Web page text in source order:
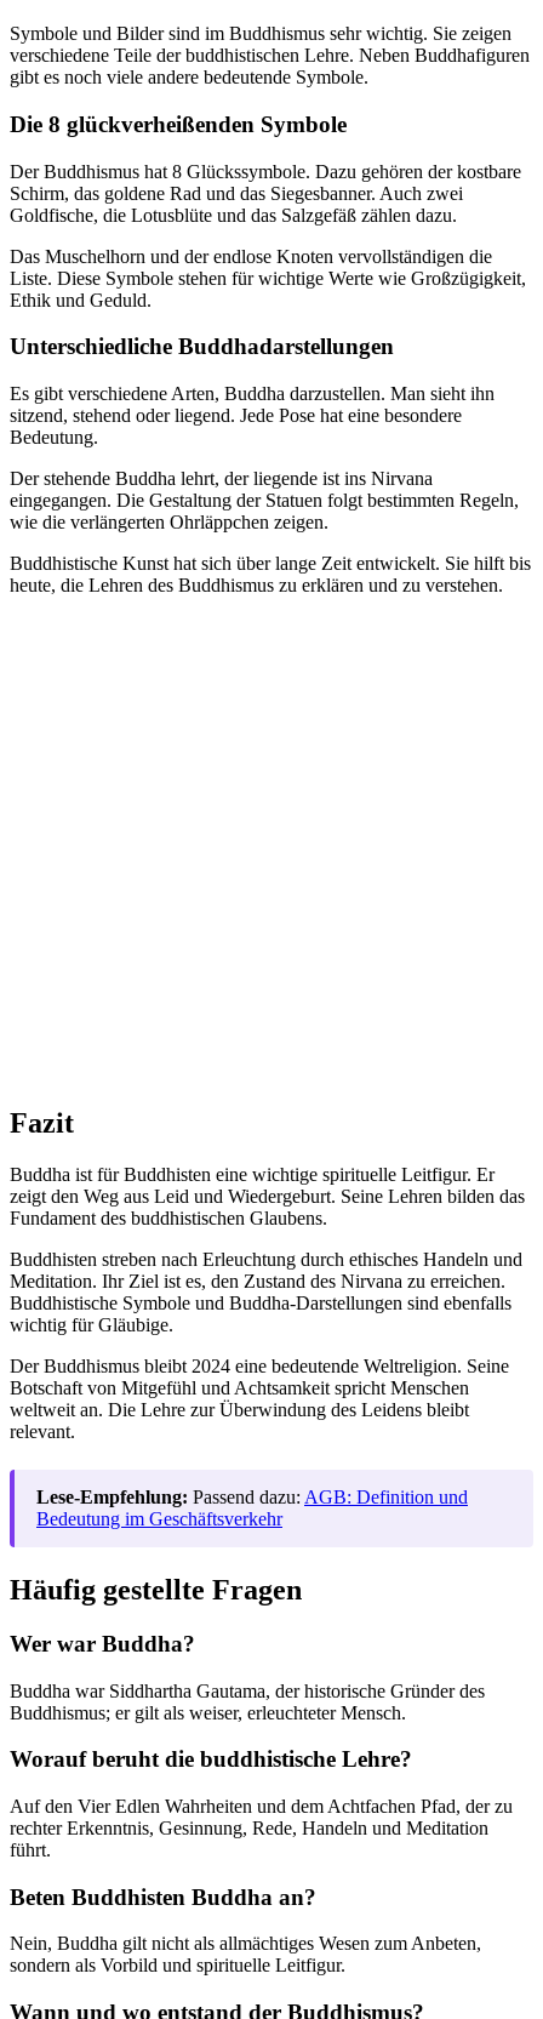
Symbole und Bilder sind im Buddhismus sehr wichtig. Sie zeigen
verschiedene Teile der buddhistischen Lehre. Neben Buddhafiguren
gibt es noch viele andere bedeutende Symbole.
Die 8 glückverheißenden Symbole
Der Buddhismus hat 8 Glückssymbole. Dazu gehören der kostbare
Schirm, das goldene Rad und das Siegesbanner. Auch zwei
Goldfische, die Lotusblüte und das Salzgefäß zählen dazu.
Das Muschelhorn und der endlose Knoten vervollständigen die
Liste. Diese Symbole stehen für wichtige Werte wie Großzügigkeit,
Ethik und Geduld.
Unterschiedliche Buddhadarstellungen
Es gibt verschiedene Arten, Buddha darzustellen. Man sieht ihn
sitzend, stehend oder liegend. Jede Pose hat eine besondere
Bedeutung.
Der stehende Buddha lehrt, der liegende ist ins Nirvana
eingegangen. Die Gestaltung der Statuen folgt bestimmten Regeln,
wie die verlängerten Ohrläppchen zeigen.
Buddhistische Kunst hat sich über lange Zeit entwickelt. Sie hilft bis
heute, die Lehren des Buddhismus zu erklären und zu verstehen.
Fazit
Buddha ist für Buddhisten eine wichtige spirituelle Leitfigur. Er
zeigt den Weg aus Leid und Wiedergeburt. Seine Lehren bilden das
Fundament des buddhistischen Glaubens.
Buddhisten streben nach Erleuchtung durch ethisches Handeln und
Meditation. Ihr Ziel ist es, den Zustand des Nirvana zu erreichen.
Buddhistische Symbole und Buddha-Darstellungen sind ebenfalls
wichtig für Gläubige.
Der Buddhismus bleibt 2024 eine bedeutende Weltreligion. Seine
Botschaft von Mitgefühl und Achtsamkeit spricht Menschen
weltweit an. Die Lehre zur Überwindung des Leidens bleibt
relevant.
Lese-Empfehlung: Passend dazu: AGB: Definition und
Bedeutung im Geschäftsverkehr
Häufig gestellte Fragen
Wer war Buddha?
Buddha war Siddhartha Gautama, der historische Gründer des
Buddhismus; er gilt als weiser, erleuchteter Mensch.
Worauf beruht die buddhistische Lehre?
Auf den Vier Edlen Wahrheiten und dem Achtfachen Pfad, der zu
rechter Erkenntnis, Gesinnung, Rede, Handeln und Meditation
führt.
Beten Buddhisten Buddha an?
Nein, Buddha gilt nicht als allmächtiges Wesen zum Anbeten,
sondern als Vorbild und spirituelle Leitfigur.
Wann und wo entstand der Buddhismus?